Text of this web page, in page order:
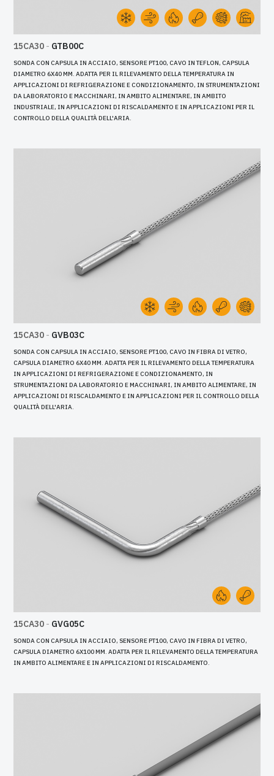
15CA30 - GTB00C
SONDA CON CAPSULA IN ACCIAIO, SENSORE PT100, CAVO IN TEFLON, CAPSULA
DIAMETRO 6X40 MM. ADATTA PER IL RILEVAMENTO DELLA TEMPERATURA IN
APPLICAZIONI DI REFRIGERAZIONE E CONDIZIONAMENTO, IN STRUMENTAZIONI
DA LABORATORIO E MACCHINARI, IN AMBITO ALIMENTARE, IN AMBITO
INDUSTRIALE, IN APPLICAZIONI DI RISCALDAMENTO E IN APPLICAZIONI PER IL
CONTROLLO DELLA QUALITÀ DELL'ARIA.
15CA30 - GVB03C
SONDA CON CAPSULA IN ACCIAIO, SENSORE PT100, CAVO IN FIBRA DI VETRO,
CAPSULA DIAMETRO 6X40 MM. ADATTA PER IL RILEVAMENTO DELLA TEMPERATURA
IN APPLICAZIONI DI REFRIGERAZIONE E CONDIZIONAMENTO, IN
STRUMENTAZIONI DA LABORATORIO E MACCHINARI, IN AMBITO ALIMENTARE, IN
APPLICAZIONI DI RISCALDAMENTO E IN APPLICAZIONI PER IL CONTROLLO DELLA
QUALITÀ DELL'ARIA.
15CA30 - GVG05C
SONDA CON CAPSULA IN ACCIAIO, SENSORE PT100, CAVO IN FIBRA DI VETRO,
CAPSULA DIAMETRO 6X100 MM. ADATTA PER IL RILEVAMENTO DELLA TEMPERATURA
IN AMBITO ALIMENTARE E IN APPLICAZIONI DI RISCALDAMENTO.